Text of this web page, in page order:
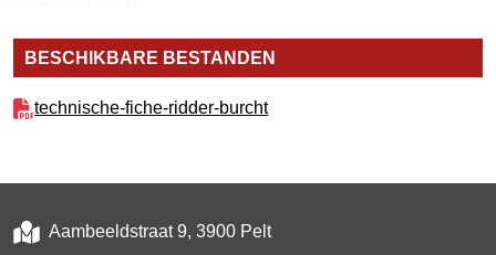
BESCHIKBARE BESTANDEN
technische-fiche-ridder-burcht
Aambeeldstraat 9, 3900 Pelt